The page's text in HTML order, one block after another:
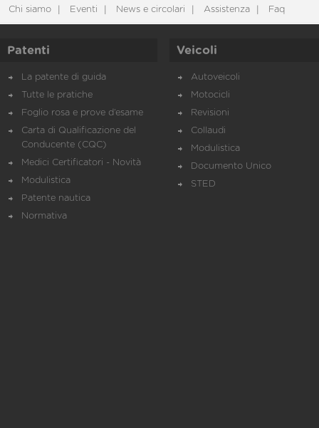
Chi siamo Eventi News e circolari Assistenza Faq
Patenti
La patente di guida
Tutte le pratiche
Foglio rosa e prove d’esame
Carta di Qualificazione del
Conducente (CQC)
Medici Certificatori - Novità
Modulistica
Patente nautica
Normativa
Veicoli
Autoveicoli
Motocicli
Revisioni
Collaudi
Modulistica
Documento Unico
STED